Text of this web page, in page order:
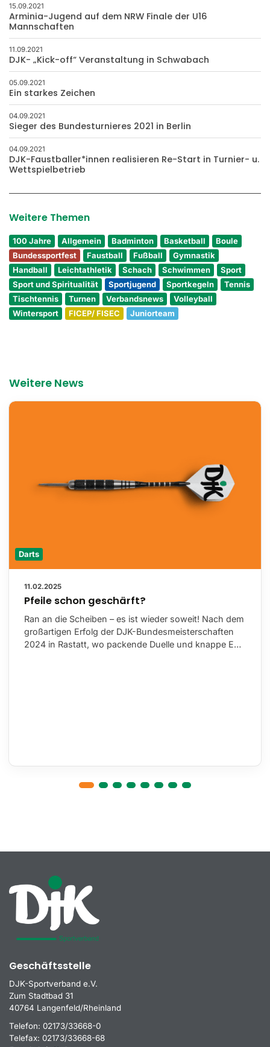
15.09.2021
Arminia-Jugend auf dem NRW Finale der U16
Mannschaften
11.09.2021
DJK- „Kick-off“ Veranstaltung in Schwabach
05.09.2021
Ein starkes Zeichen
04.09.2021
Sieger des Bundesturnieres 2021 in Berlin
04.09.2021
DJK-Faustballer*innen realisieren Re-Start in Turnier- u.
Wettspielbetrieb
Weitere Themen
100 Jahre Allgemein Badminton Basketball
Boule
Bundessportfest
Faustball Fußball
Gymnastik
Handball
Leichtathletik Schach Schwimmen
Sport
Sport und Spiritualität
Sportjugend Sportkegeln
Tennis
Tischtennis
Turnen Verbandsnews
Volleyball
Wintersport
FICEP/ FISEC Juniorteam
Weitere News
Darts
11.02.2025
Pfeile schon geschärft?
Ran an die Scheiben – es ist wieder soweit! Nach dem
großartigen Erfolg der DJK-Bundesmeisterschaften
2024 in Rastatt, wo packende Duelle und knappe E…
Geschäftsstelle
DJK-Sportverband e.V.
Zum Stadtbad 31
40764 Langenfeld/Rheinland
Telefon: 02173/33668-0
Telefax: 02173/33668-68